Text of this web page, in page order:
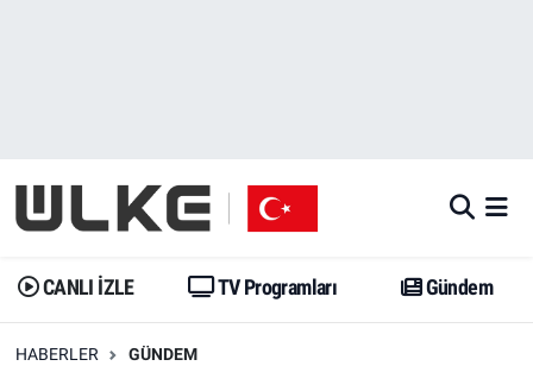
CANLI İZLE TV Programları Gündem
HABERLER GÜNDEM
Gündem
Dünya
Gündem
Trend
İstanbul Namaz Vakitleri
Trafik Durumu